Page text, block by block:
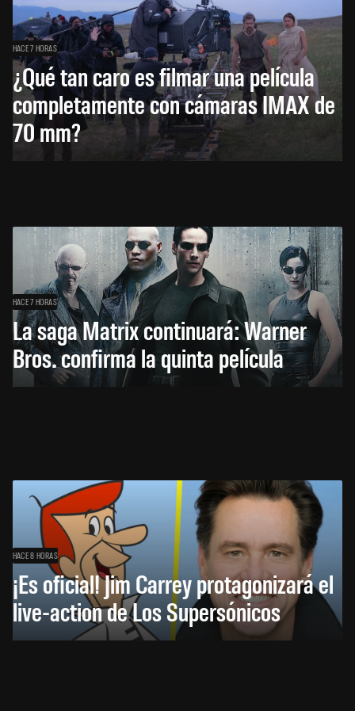
HACE 7 HORAS
¿Qué tan caro es filmar una película
completamente con cámaras IMAX de
70 mm?
HACE 7 HORAS
La saga Matrix continuará: Warner
Bros. confirma la quinta película
HACE 8 HORAS
¡Es oficial! Jim Carrey protagonizará el
live-action de Los Supersónicos